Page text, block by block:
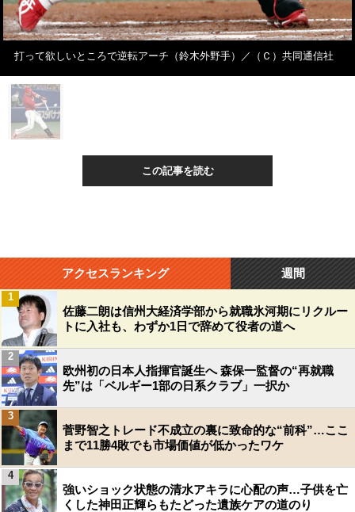
打って欲しいところで逆転アーチ（鈴木外野手）／（Ｃ）共同通信社
この記事を読む
アクセスランキング 週間
佐藤二朗は信州大経済学部から就職氷河期にリクルー
トに入社も、わずか1日で辞めて役者の道へ
1
欧州初の日本人指揮官誕生へ 森保一監督の“再就職
先”は「ベルギー1部の日系クラブ」一択か
2
菅野智之トレード不成立の裏に致命的な“前科”…ここ
まで11勝4敗でも市場価値が低かったワケ
3
強いショック状態の清水アキラに心配の声…子供を亡
くした神田正輝らもたどった遺族ケアの道のり
4